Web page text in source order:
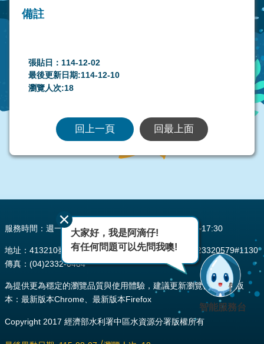
備註
張貼日：114-12-02
最後更新日期:114-12-10
瀏覽人次:18
回上一頁 回最上面
服務時間：週一至週五 AM08:00~12:00 PM13:30~17:30
地址：413210臺中市霧峰區峰堤路195號 電話：(04)23320579#1130
傳真：(04)2332-0484
為提供更為穩定的瀏覽品質與使用體驗，建議更新瀏覽器至以下版
本：最新版本Chrome、最新版本Firefox
Copyright 2017 經濟部水利署中區水資源分署版權所有
大家好，我是阿滴仔!
有任何問題可以先問我噢!
智能服務台